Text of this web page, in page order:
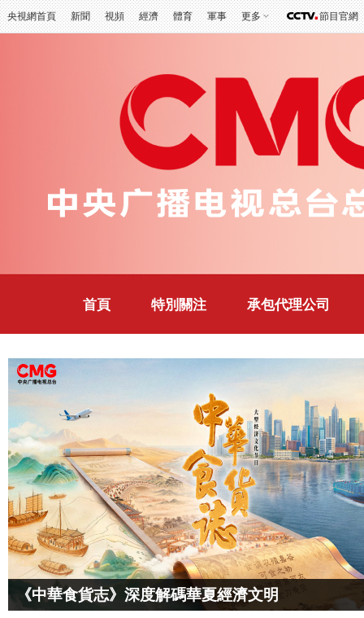
央視網首頁 新聞 視頻 經濟 體育 軍事 更多 節目官網
首頁 特別關注 承包代理公司
《中華食貨志》深度解碼華夏經濟文明